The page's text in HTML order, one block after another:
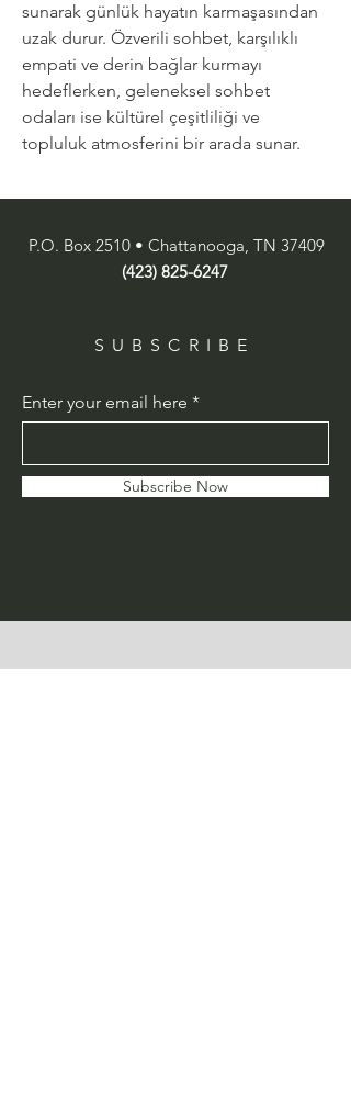
sunarak günlük hayatın karmaşasından
uzak durur. Özverili sohbet, karşılıklı
empati ve derin bağlar kurmayı
hedeflerken, geleneksel sohbet
odaları ise kültürel çeşitliliği ve
topluluk atmosferini bir arada sunar.
P.O. Box 2510 • Chattanooga, TN 37409
(423) 825-6247
SUBSCRIBE
Enter your email here
Subscribe Now